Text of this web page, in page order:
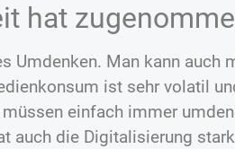
hat
Umdenken. Man kann auch
ist sehr volatil
einfach immer
auch die Digitalisierung